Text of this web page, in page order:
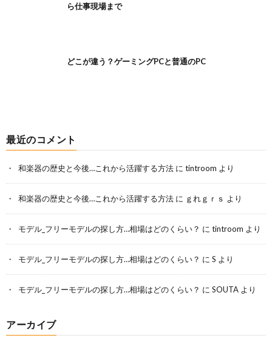
ら仕事現場まで
どこが違う？ゲーミングPCと普通のPC
最近のコメント
和楽器の歴史と今後…これから活躍する方法 に tintroom より
和楽器の歴史と今後…これから活躍する方法 に ｇれｇｒｓ より
モデル_フリーモデルの探し方…相場はどのくらい？ に tintroom より
モデル_フリーモデルの探し方…相場はどのくらい？ に S より
モデル_フリーモデルの探し方…相場はどのくらい？ に SOUTA より
アーカイブ